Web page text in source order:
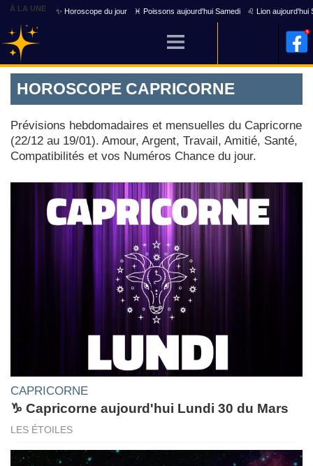
À LA UNE ✨ Horoscope du jour ♓ Poissons aujourd'hui Samedi ♌ Lion aujourd'hui
HOROSCOPE CAPRICORNE
Prévisions hebdomadaires et mensuelles du Capricorne
(22/12 au 19/01). Amour, Argent, Travail, Amitié, Santé,
Compatibilités et vos Numéros Chance du jour.
CAPRICORNE
♑ Capricorne aujourd'hui Lundi 30 du Mars
LES ÉTOILES